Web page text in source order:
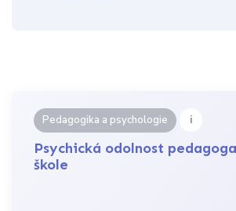
Pedagogika a psychologie i
Psychická odolnost
škole